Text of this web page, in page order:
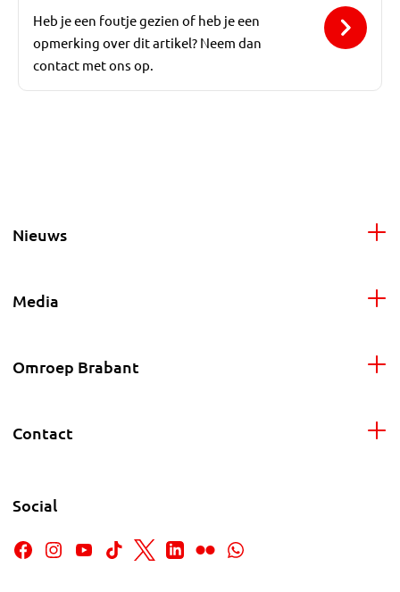
Heb je een foutje gezien of heb je een
opmerking over dit artikel? Neem dan
contact met ons op.
Nieuws
Media
Omroep Brabant
Contact
Social